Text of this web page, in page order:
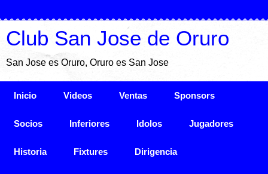
Club San Jose de Oruro
San Jose es Oruro, Oruro es San Jose
Inicio Videos Ventas Sponsors
Socios Inferiores Idolos Jugadores
Historia Fixtures Dirigencia